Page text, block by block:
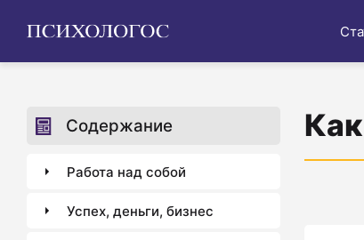
Содержание
Работа над собой
Успех, деньги, бизнес